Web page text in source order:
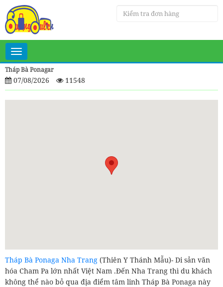
Toggle
navigation
Tháp Bà Ponagar
07/08/2026 11548
Tháp Bà Ponaga Nha Trang (Thiên Y Thánh Mẫu)- Di sản văn
hóa Cham Pa lớn nhất Việt Nam .Đến Nha Trang thì du khách
không thể nào bỏ qua địa điểm tâm linh Tháp Bà Ponaga này